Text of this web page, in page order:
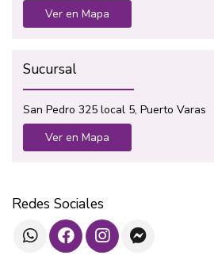
Ver en Mapa
Sucursal
San Pedro 325 local 5, Puerto Varas
Ver en Mapa
Redes Sociales